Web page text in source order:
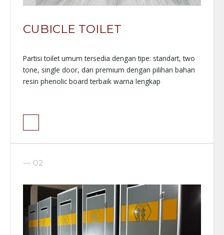
CUBICLE TOILET
Partisi toilet umum tersedia dengan tipe: standart, two
tone, single door, dan premium dengan pilihan bahan
resin phenolic board terbaik warna lengkap
— 02